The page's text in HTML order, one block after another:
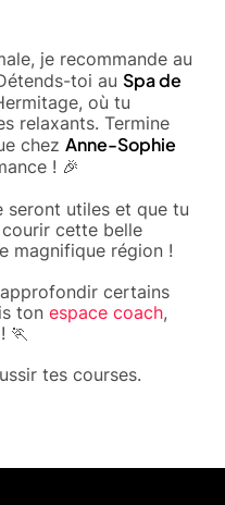
je recommande au
toi au Spa de
où tu
relaxants. Termine
chez Anne-Sophie
! 🎉
seront utiles et que tu
cette belle
magnifique région !
certains
ton espace coach,
🏃
tes courses.